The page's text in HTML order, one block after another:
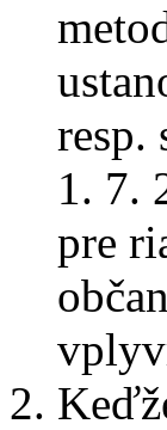
resp.
1. 7.
pre